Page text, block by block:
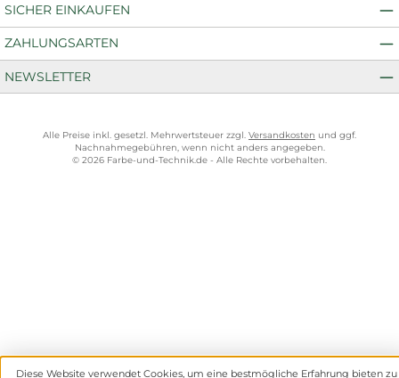
SICHER EINKAUFEN
ZAHLUNGSARTEN
NEWSLETTER
Alle Preise inkl. gesetzl. Mehrwertsteuer zzgl. Versandkosten und ggf.
Nachnahmegebühren, wenn nicht anders angegeben.
© 2026 Farbe-und-Technik.de - Alle Rechte vorbehalten.
Diese Website verwendet Cookies, um eine bestmögliche Erfahrung bieten zu